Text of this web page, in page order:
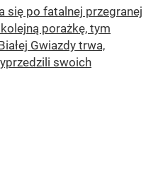
się po fatalnej przegranej
porażkę, tym
Gwiazdy trwa,
swoich